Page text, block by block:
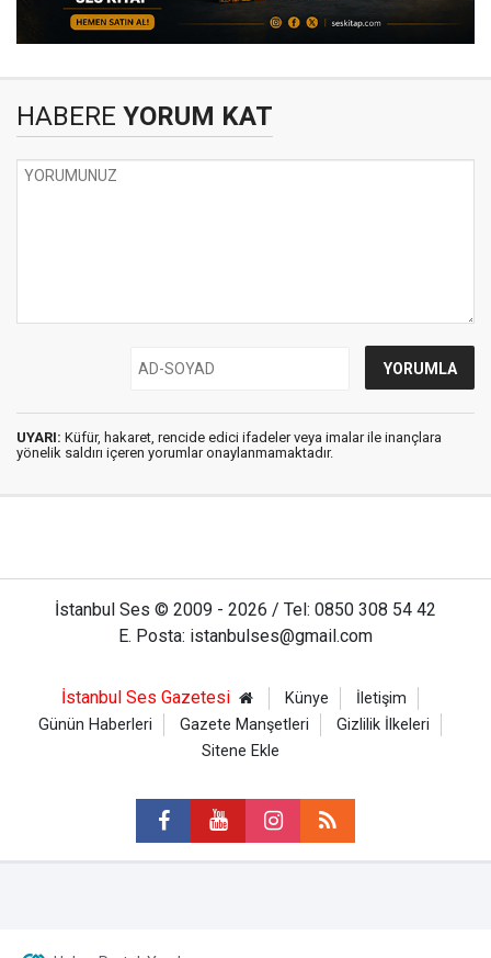
HABERE YORUM KAT
UYARI: Küfür, hakaret, rencide edici ifadeler veya imalar ile inançlara
yönelik saldırı içeren yorumlar onaylanmamaktadır.
İstanbul Ses © 2009 - 2026 / Tel: 0850 308 54 42
E. Posta: istanbulses@gmail.com
İstanbul Ses Gazetesi Künye
İletişim
Günün Haberleri
Gazete Manşetleri
Gizlilik İlkeleri
Sitene Ekle